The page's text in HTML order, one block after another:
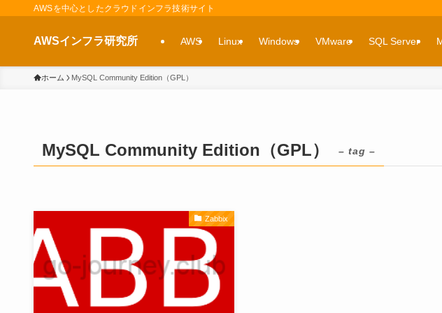
AWSを中心としたクラウドインフラ技術サイト
AWSインフラ研究所 AWS Linux Windows VMware SQL Server
ホーム MySQL Community Edition（GPL）
MySQL Community Edition（GPL） – tag –
Zabbix